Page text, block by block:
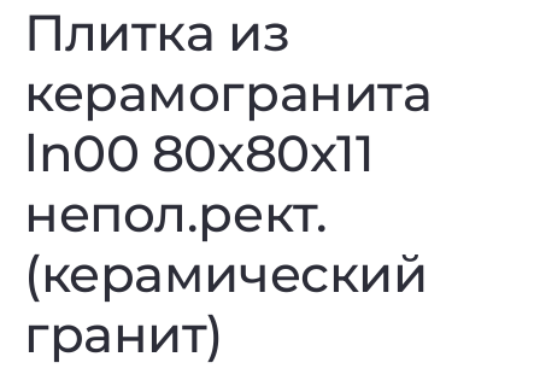
Плитка из
керамогранита
ln00 80x80x11
непол.рект.
(керамический
гранит)